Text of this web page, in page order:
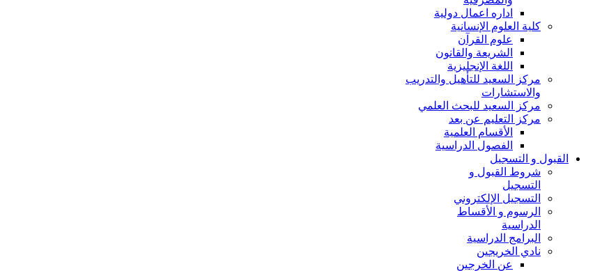
اداره اعمال دولية
كلية العلوم الإنسانية
علوم القرآن
الشريعة والقانون
اللغة الإنجليزية
مركز السعيد للتأهيل والتدريب
والاستشارات
مركز السعيد للبحث العلمي
مركز التعليم عن بعد
الأقسام العلمية
الفصول الدراسية
القبول و التسجيل
شروط القبول و
التسجيل
التسجيل الإلكتروني
الرسوم و الأقساط
الدراسية
البرامج الدراسية
نادي الخريجين
عن الخرجين